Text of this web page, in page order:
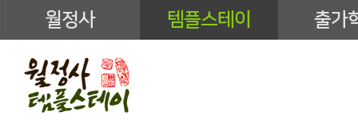
월정사 템플스테이 출가